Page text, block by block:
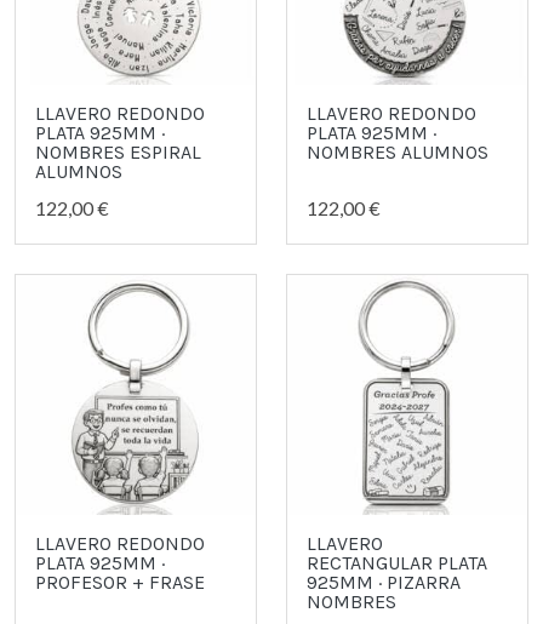
LLAVERO REDONDO
PLATA 925MM ·
NOMBRES ESPIRAL
ALUMNOS
122,00 €
LLAVERO REDONDO
PLATA 925MM ·
NOMBRES ALUMNOS
122,00 €
LLAVERO REDONDO
PLATA 925MM ·
PROFESOR + FRASE
LLAVERO
RECTANGULAR PLATA
925MM · PIZARRA
NOMBRES